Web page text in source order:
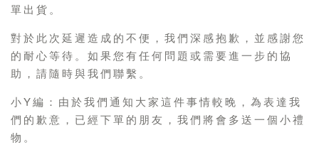
單出貨。
對於此次延遲造成的不便，我們深感抱歉，並感謝您
的耐心等待。如果您有任何問題或需要進一步的協
助，請隨時與我們聯繫。
小Y編：由於我們通知大家這件事情較晚，為表達我
們的歉意，已經下單的朋友，我們將會多送一個小禮
物。